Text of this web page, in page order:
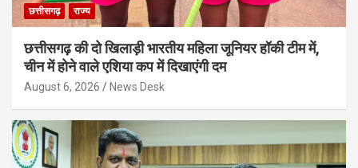
छत्तीसगढ़ राज्य
छत्तीसगढ़ की दो खिलाड़ी भारतीय महिला जूनियर हॉकी टीम में,
चीन में होने वाले एशिया कप में दिखाएंगी दम
August 6, 2026 News Desk